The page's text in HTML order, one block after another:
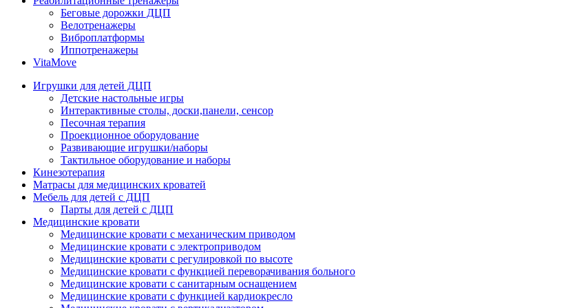
Беговые дорожки ДЦП
Велотренажеры
Виброплатформы
Иппотренажеры
VitaMove
Игрушки для детей ДЦП
Детские настольные игры
Интерактивные столы, доски,панели, сенсор
Песочная терапия
Проекционное оборудование
Развивающие игрушки/наборы
Тактильное оборудование и наборы
Кинезотерапия
Матрасы для медицинских кроватей
Мебель для детей с ДЦП
Парты для детей с ДЦП
Медицинские кровати
Медицинские кровати с механическим приводом
Медицинские кровати с электроприводом
Медицинские кровати с регулировкой по высоте
Медицинские кровати с функцией переворачивания больного
Медицинские кровати с санитарным оснащением
Медицинские кровати с функцией кардиокресло